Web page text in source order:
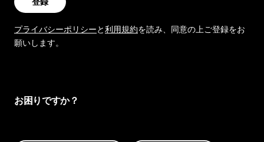
プライバシーポリシーと利用規約を読み、同意の上ご登録をお
願いします。
お困りですか？